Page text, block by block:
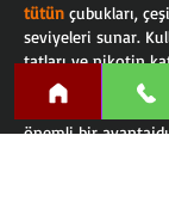
tütün çubukları,
seviyeleri sunar.
tatları ve nikotin
Bu, farklı tatları
almayı
önemli bir